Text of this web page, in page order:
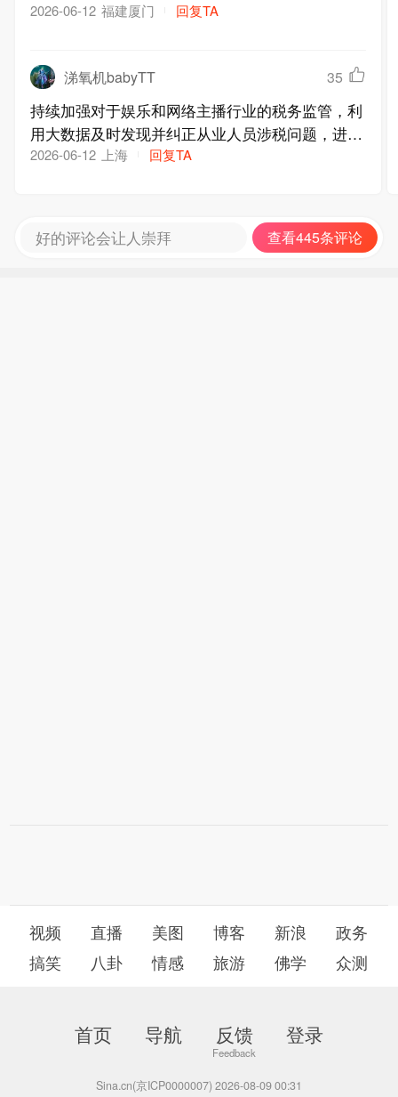
带来温情，制度保障生活安宁。增与退之间充满关
2026-06-12 福建厦门 回复TA
涕氧机babyTT 35
持续加强对于娱乐和网络主播行业的税务监管，利
用大数据及时发现并纠正从业人员涉税问题，进一
步增强了纳税人合规意识和纳税自觉性
2026-06-12 上海 回复TA
好的评论会让人崇拜 查看445条评论
视频 直播 美图 博客 新浪
政务
搞笑
八卦 情感 旅游 佛学 众测
首页 导航 反馈 登录
Sina.cn(京ICP0000007) 2026-08-09 00:31